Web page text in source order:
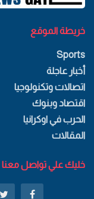
خريطة الموقع
Sports
أخبار عاجلة
اتصالات وتكنولوجيا
اقتصاد وبنوك
الحرب في اوكرانيا
المقالات
خليك علي تواصل معنا